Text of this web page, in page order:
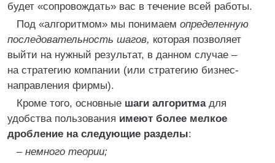
будет «сопровождать» вас в течение всей работы.
Под «алгоритмом» мы понимаем определенную
последовательность шагов, которая позволяет
выйти на нужный результат, в данном случае –
на стратегию компании (или стратегию бизнес-
направления фирмы).
Кроме того, основные шаги алгоритмадля
удобства пользования имеют более мелкое
дробление на следующие разделы:
– немного теории;